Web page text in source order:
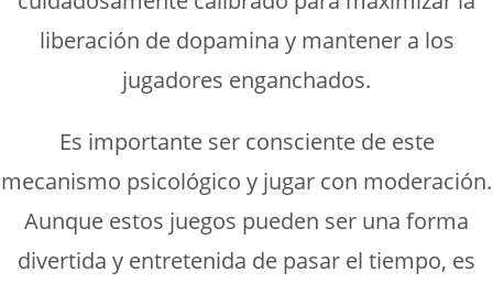
liberación de dopamina y mantener a los
jugadores enganchados.
Es importante ser consciente de este
mecanismo psicológico y jugar con moderación.
Aunque estos juegos pueden ser una forma
divertida y entretenida de pasar el tiempo, es